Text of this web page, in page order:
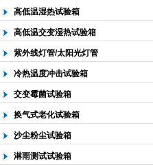
高低温湿热试验箱
高低温交变湿热试验箱
紫外线灯管/太阳光灯管
冷热温度冲击试验箱
交变霉菌试验箱
换气式老化试验箱
沙尘粉尘试验箱
淋雨测试试验箱